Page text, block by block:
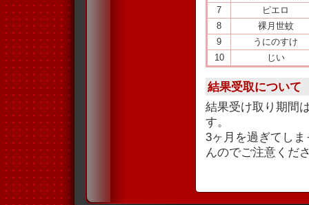
7
ピエロ
8
裸月世蚊
9
うにのすけ
10
じい
結果受取について
結果受け取り期間
す。
3ヶ月を過ぎてし
んのでご注意くだ